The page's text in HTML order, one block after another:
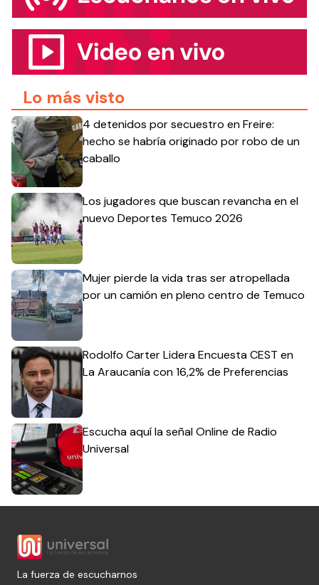
Lo más visto
4 detenidos por secuestro en Freire:
hecho se habría originado por robo de un
caballo
Los jugadores que buscan revancha en el
nuevo Deportes Temuco 2026
Mujer pierde la vida tras ser atropellada
por un camión en pleno centro de Temuco
Rodolfo Carter Lidera Encuesta CEST en
La Araucanía con 16,2% de Preferencias
Escucha aquí la señal Online de Radio
Universal
La fuerza de escucharnos